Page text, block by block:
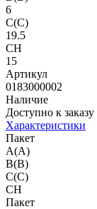
6
C(C)
19.5
CH
15
Артикул
0183000002
Наличие
Доступно к заказу
Характеристики
Пакет
A(A)
B(B)
C(C)
CH
Пакет